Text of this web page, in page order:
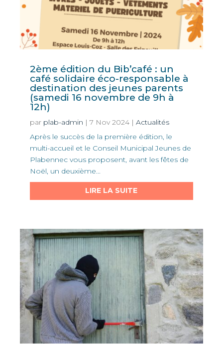
2ème édition du Bib’café : un
café solidaire éco-responsable à
destination des jeunes parents
(samedi 16 novembre de 9h à
12h)
par plab-admin | 7 Nov 2024| Actualités
Après le succès de la première édition, le
multi-accueil et le Conseil Municipal Jeunes de
Plabennec vous proposent, avant les fêtes de
Noël, un deuxième...
LIRE LA SUITE